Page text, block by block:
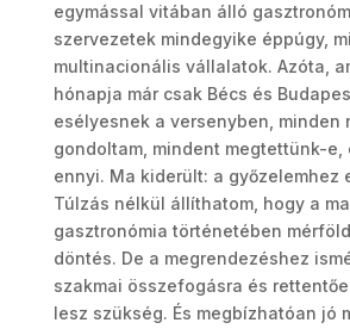
egymással vitában álló
szervezetek mindegyike éppúgy,
multinacionális vállalatok. Azóta,
hónapja már csak Bécs és
esélyesnek a versenyben, minden
gondoltam, mindent megtettünk-e,
ennyi. Ma kiderült: a győzelemhez
Túlzás nélkül állíthatom, hogy a
gasztronómia történetében
döntés. De a megrendezéshez
szakmai összefogásra és
lesz szükség. És megbízhatóan jó